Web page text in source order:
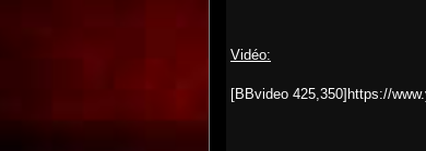
Vidéo:
[BBvideo 425,350]https://